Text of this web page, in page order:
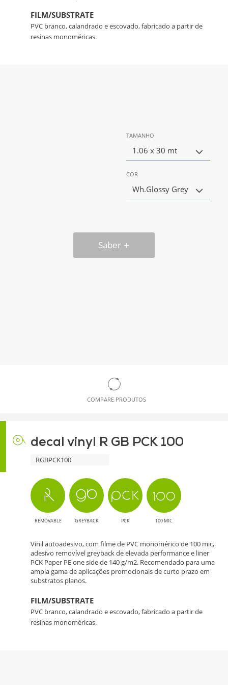
FILM/SUBSTRATE
PVC branco, calandrado e escovado, fabricado a partir de
resinas monoméricas.
TAMANHO
1.06 x 30 mt
COR
Wh.Glossy Grey
Saber
COMPARE PRODUTOS
decal vinyl R GB PCK 100
RGBPCK100
REMOVABLE GREYBACK PCK 100 MIC
Vinil autoadesivo, com filme de PVC monomérico de 100 mic,
adesivo removível greyback de elevada performance e liner
PCK Paper PE one side de 140 g/m2. Recomendado para uma
ampla gama de aplicações promocionais de curto prazo em
substratos planos.
FILM/SUBSTRATE
PVC branco, calandrado e escovado, fabricado a partir de
resinas monoméricas.